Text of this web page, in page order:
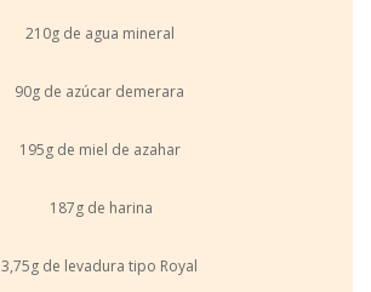
210g de agua mineral
90g de azúcar demerara
195g de miel de azahar
187g de harina
3,75g de levadura tipo Royal